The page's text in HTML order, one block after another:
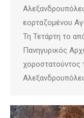
εορταζομένου
Τη Τετάρτη το
Πανηγυρικός
χοροστατούντος